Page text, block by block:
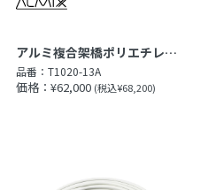
アルミ複合架橋ポリエチレン管（Type X）
品番： T1020-13A
価格：¥62,000 (税込¥68,200)